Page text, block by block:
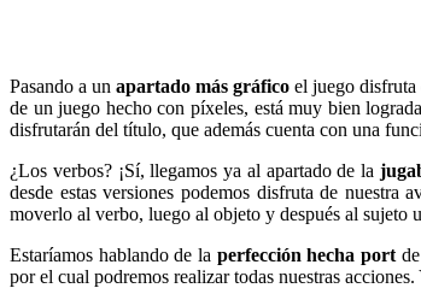
Pasando a unapartado más gráfico el juego disfruta
de un juego hecho con píxeles, está muy bien
disfrutarán del título, que además cuenta con una
¿Los verbos? ¡Sí, llegamos ya al apartado de la
desde estas versiones podemos disfruta de nuestra
moverlo al verbo, luego al objeto y después al sujeto
Estaríamos hablando de la perfección hecha port
por el cual podremos realizar todas nuestras